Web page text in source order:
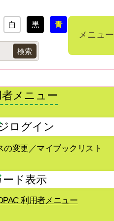
白 黒 青
メニュー
メニュー
ログイン
変更／マイブックリスト
ド表示
利用者メニュー